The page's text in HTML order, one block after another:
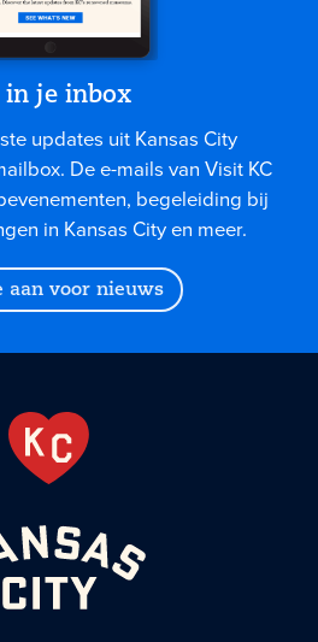
in je inbox
updates uit Kansas City
De e-mails van Visit KC
begeleiding bij
in Kansas City en meer.
aan voor nieuws